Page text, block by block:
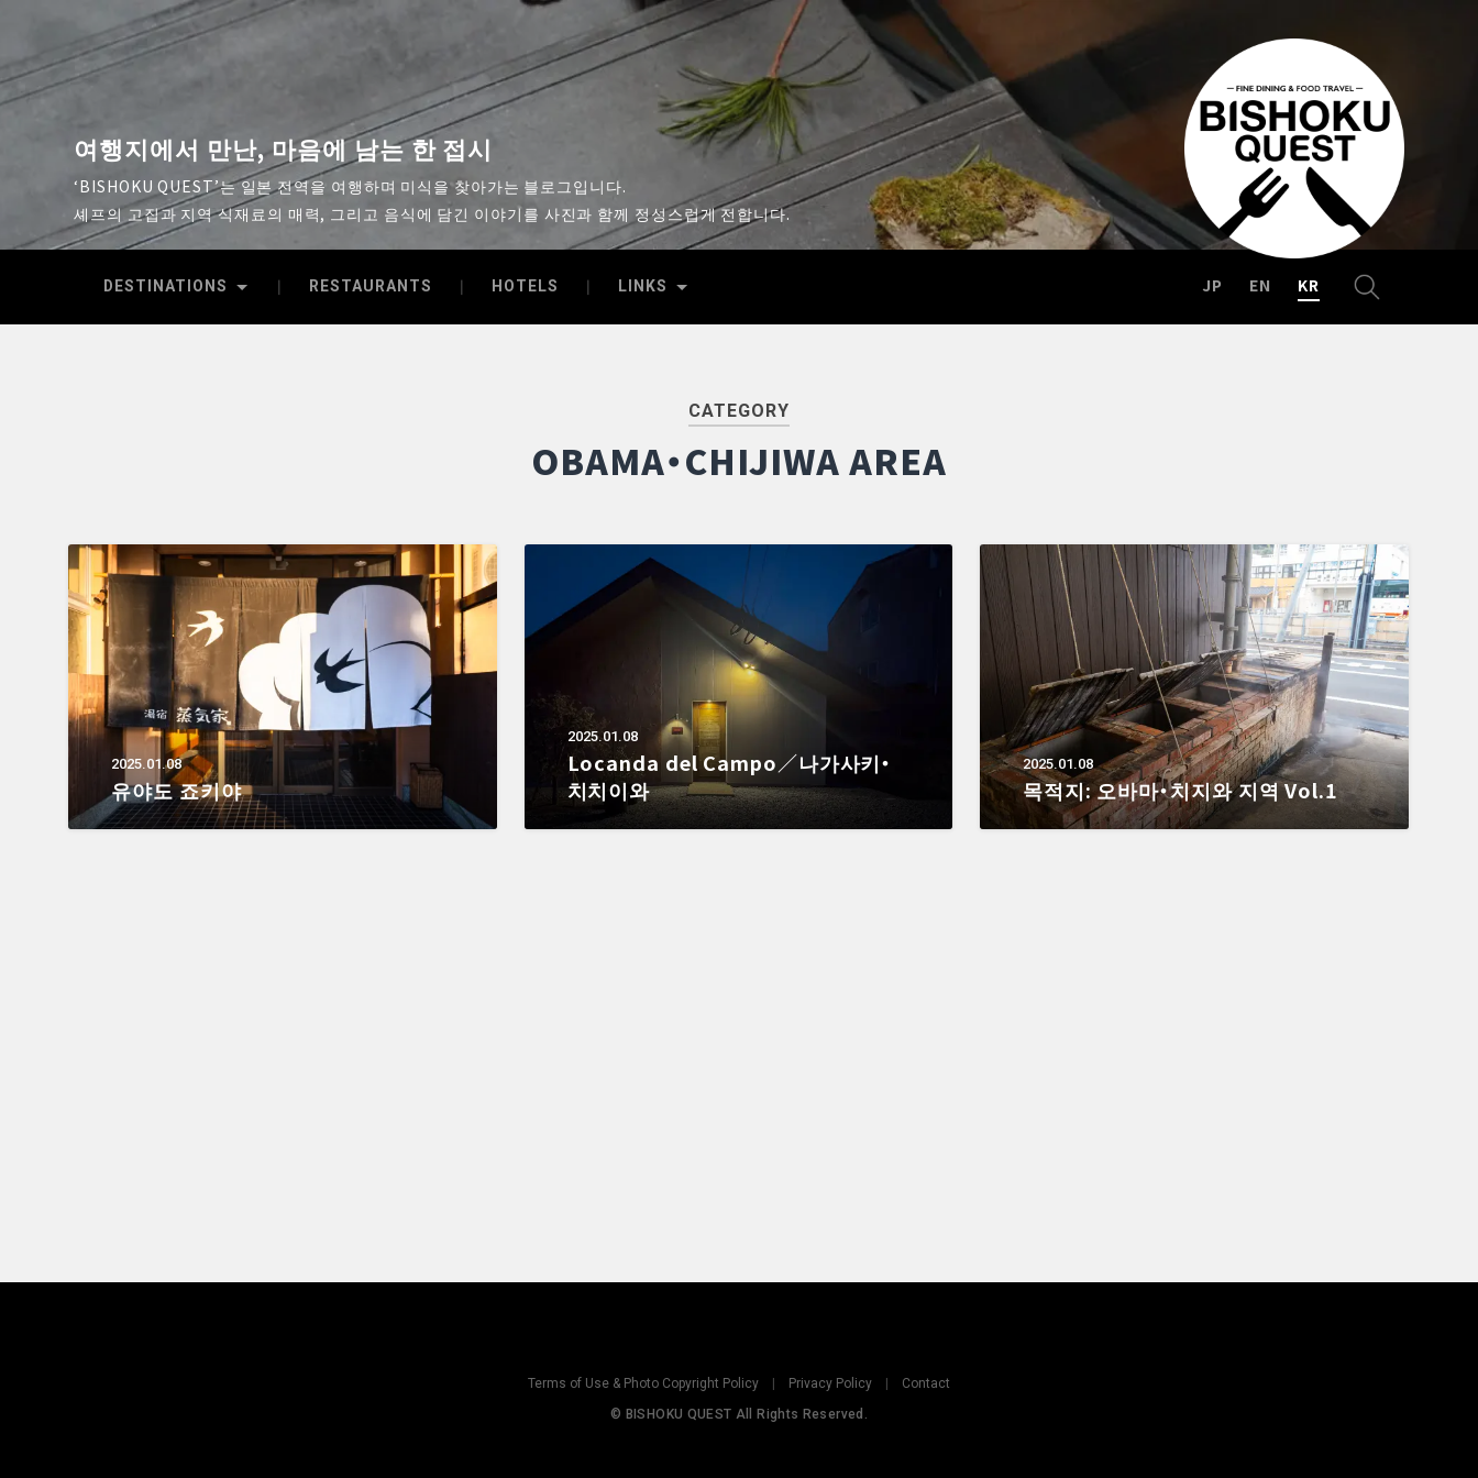
여행지에서 만난, 마음에 남는 한 접시
‘BISHOKU QUEST’는 일본 전역을 여행하며 미식을 찾아가는 블로그입니다.
셰프의 고집과 지역 식재료의 매력, 그리고 음식에 담긴 이야기를 사진과 함께 정성스럽게 전합니다.
DESTINATIONS RESTAURANTS HOTELS LINKS EN
JP KR
CATEGORY
OBAMA・CHIJIWA AREA
2025.01.08
유야도 죠키야
2025.01.08
Locanda del Campo／나가사키・
치치이와
2025.01.08
목적지: 오바마・치지와 지역 Vol.1
Terms of Use & Photo Copyright Policy Privacy Policy
Contact
© BISHOKU QUEST All Rights Reserved.